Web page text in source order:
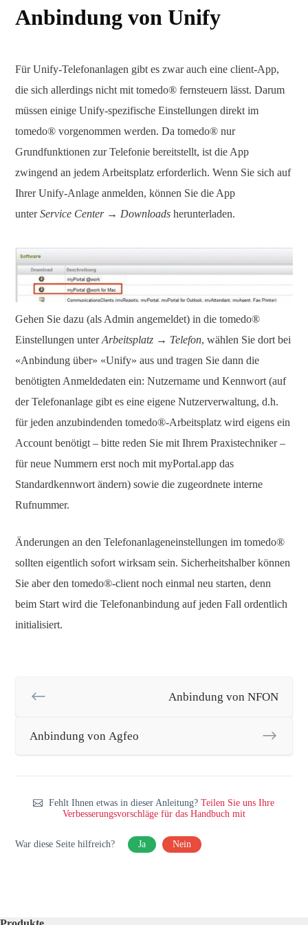
Anbindung von Unify
Für Unify-Telefonanlagen gibt es zwar auch eine client-App,
die sich allerdings nicht mit tomedo® fernsteuern lässt. Darum
müssen einige Unify-spezifische Einstellungen direkt im
tomedo® vorgenommen werden. Da tomedo® nur
Grundfunktionen zur Telefonie bereitstellt, ist die App
zwingend an jedem Arbeitsplatz erforderlich. Wenn Sie sich auf
Ihrer Unify-Anlage anmelden, können Sie die App
unterService Center → Downloads herunterladen.
Gehen Sie dazu (als Admin angemeldet) in die tomedo®
Einstellungen unterArbeitsplatz → Telefon, wählen Sie dort bei
«Anbindung über» «Unify» aus und tragen Sie dann die
benötigten Anmeldedaten ein: Nutzername und Kennwort (auf
der Telefonanlage gibt es eine eigene Nutzerverwaltung, d.h.
für jeden anzubindenden tomedo®-Arbeitsplatz wird eigens ein
Account benötigt – bitte reden Sie mit Ihrem Praxistechniker –
für neue Nummern erst noch mit myPortal.app das
Standardkennwort ändern) sowie die zugeordnete interne
Rufnummer.
Änderungen an den Telefonanlageneinstellungen im tomedo®
sollten eigentlich sofort wirksam sein. Sicherheitshalber können
Sie aber den tomedo®-client noch einmal neu starten, denn
beim Start wird die Telefonanbindung auf jeden Fall ordentlich
initialisiert.
Anbindung von NFON
Anbindung von Agfeo
Fehlt Ihnen etwas in dieser Anleitung?Teilen Sie uns Ihre
Verbesserungsvorschläge für das Handbuch mit
War diese Seite hilfreich? Ja Nein